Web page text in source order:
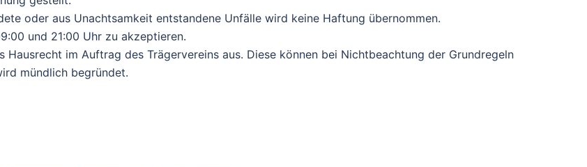
oder aus Unachtsamkeit entstandene Unfälle wird keine Haftung übernommen.
und 21:00 Uhr zu akzeptieren.
im Auftrag des Trägervereins aus. Diese können bei Nichtbeachtung der Grundregeln
mündlich begründet.